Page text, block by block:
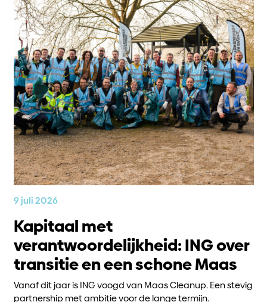
9 juli 2026
Kapitaal met
verantwoordelijkheid: ING over
transitie en een schone Maas
Vanaf dit jaar is ING voogd van Maas Cleanup. Een stevig
partnership met ambitie voor de lange termijn.